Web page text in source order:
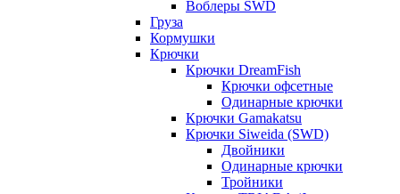
Воблеры SWD
Груза
Кормушки
Крючки
Крючки DreamFish
Крючки офсетные
Одинарные крючки
Крючки Gamakatsu
Крючки Siweida (SWD)
Двойники
Одинарные крючки
Тройники